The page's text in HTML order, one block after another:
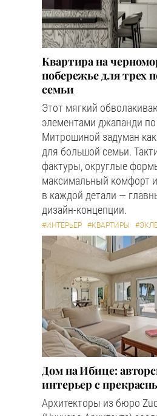
Квартира на
побережье для трех
семьи
Этот мягкий
элементами джапанди
Митрошиной задуман
для большой семьи.
фактуры, округлые
максимальный комфорт
в каждой детали —
дизайн-концепции.
#ИНТЕРЬЕР #КВАРТИРЫ
Дом на Ибице:
интерьер с
Архитекторы из бюро